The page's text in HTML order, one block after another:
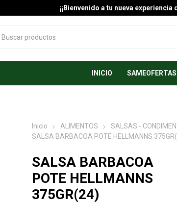
¡¡Bienvenido a tu nueva experiencia
INICIO SAMEOFERTAS
Inicio ALIMENTOS
SALSAS -
SALSA BARBACOA POTE HELLMANNS
SALSA BARBACOA
POTE HELLMANNS
375GR(24)